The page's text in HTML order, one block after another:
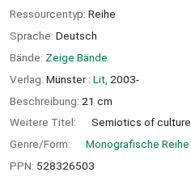
Ressourcentyp: Reihe
Sprache: Deutsch
Bände: Zeige Bände
Verlag: Münster : Lit, 2003-
Beschreibung: 21 cm
Weitere Titel:
Semiotics of culture
Genre/Form:
Monografische Reihe
PPN: 528326503